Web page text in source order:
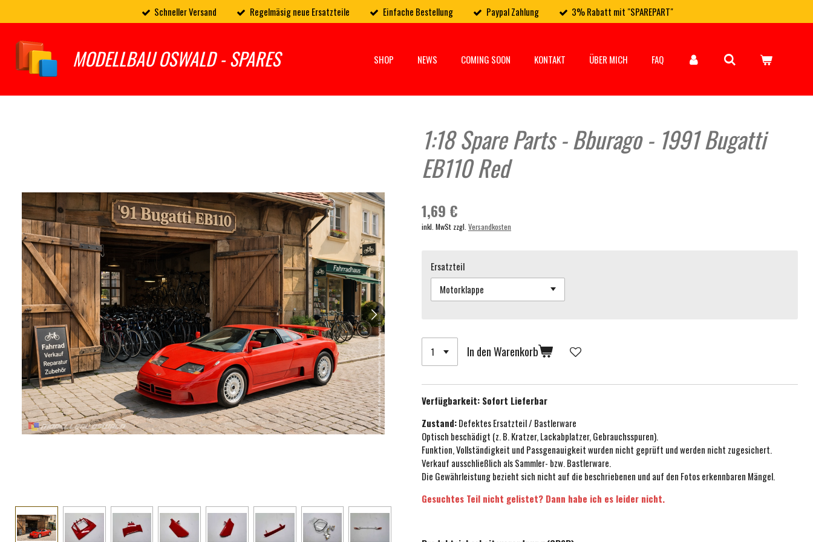
Hauptinhalt
springen
Schneller Versand Regelmäsig neue Ersatzteile Einfache Bestellung Paypal Zahlung 3% Rabatt mit "SPAREPART"
MODELLBAU OSWALD - SPARES SHOP NEWS COMING SOON KONTAKT ÜBER MICH FAQ
1:18 Spare Parts - Bburago - 1991 Bugatti
EB110 Red
1,69 €
inkl. MwSt zzgl. Versandkosten
Ersatzteil
In den Warenkorb
Verfügbarkeit: Sofort Lieferbar
Zustand:Defektes Ersatzteil / Bastlerware
Optisch beschädigt (z. B. Kratzer, Lackabplatzer, Gebrauchsspuren).
Funktion, Vollständigkeit und Passgenauigkeit wurden nicht geprüft und werden nicht zugesichert.
Verkauf ausschließlich als Sammler- bzw. Bastlerware.
Die Gewährleistung bezieht sich nicht auf die beschriebenen und auf den Fotos erkennbaren Mängel.
Gesuchtes Teil nicht gelistet? Dann habe ich es leider nicht.